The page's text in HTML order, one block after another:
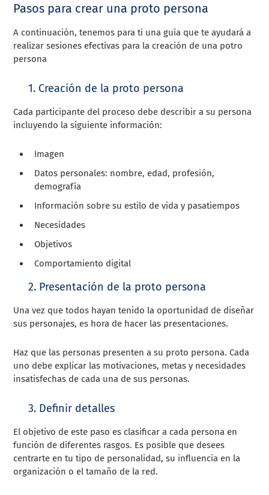
Pasos para crear una proto persona
A continuación, tenemos para ti una guía que te ayudará a
realizar sesiones efectivas para la creación de una potro
persona
1. Creación de la proto persona
Cada participante del proceso debe describir a su persona
incluyendo la siguiente información:
Imagen
Datos personales: nombre, edad, profesión,
demografía
Información sobre su estilo de vida y pasatiempos
Necesidades
Objetivos
Comportamiento digital
2. Presentación de la proto persona
Una vez que todos hayan tenido la oportunidad de diseñar
sus personajes, es hora de hacer las presentaciones.
Haz que las personas presenten a su proto persona. Cada
uno debe explicar las motivaciones, metas y necesidades
insatisfechas de cada una de sus personas.
3. Definir detalles
El objetivo de este paso es clasificar a cada persona en
función de diferentes rasgos. Es posible que desees
centrarte en tu tipo de personalidad, su influencia en la
organización o el tamaño de la red.